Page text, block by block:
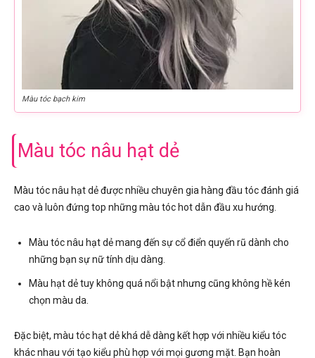
Màu tóc bạch kim
Màu tóc nâu hạt dẻ
Màu tóc nâu hạt dẻ được nhiều chuyên gia hàng đầu tóc đánh giá
cao và luôn đứng top những màu tóc hot dẫn đầu xu hướng.
Màu tóc nâu hạt dẻ mang đến sự cổ điển quyến rũ dành cho
những bạn sự nữ tính dịu dàng.
Màu hạt dẻ tuy không quá nổi bật nhưng cũng không hề kén
chọn màu da.
Đặc biệt, màu tóc hạt dẻ khá dễ dàng kết hợp với nhiều kiểu tóc
khác nhau với tạo kiểu phù hợp với mọi gương mặt. Bạn hoàn